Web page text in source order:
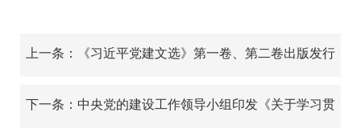
上一条：《习近平党建文选》第一卷、第二卷出版发行
下一条：中央党的建设工作领导小组印发《关于学习贯